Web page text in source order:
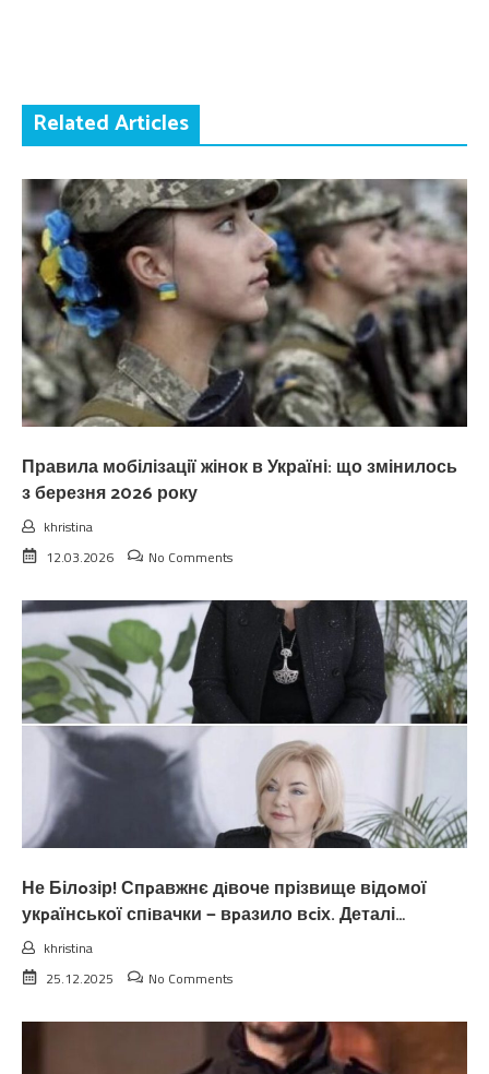
Related Articles
Правила мобілізації жінок в Україні: що змінилось
з березня 2026 року
khristina
12.03.2026
No Comments
Не Білoзір! Спpавжнє дiвоче прізвище відoмої
укpаїнської спiвачки — вpазило вcіх. Деталі…
khristina
25.12.2025
No Comments